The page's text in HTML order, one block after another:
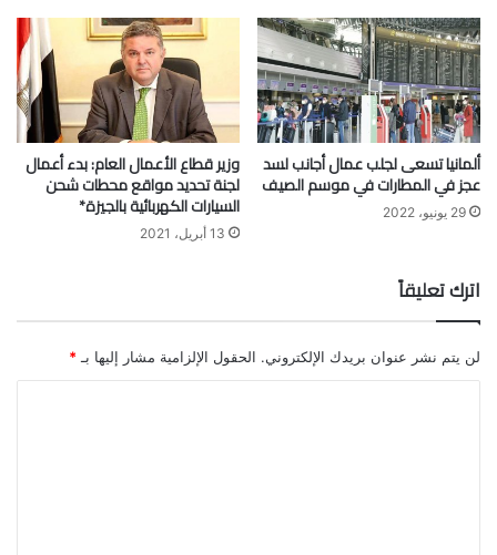
ألمانيا تسعى لجلب عمال أجانب لسد
عجز في المطارات في موسم الصيف
29 يونيو، 2022
وزير قطاع الأعمال العام: بدء أعمال
لجنة تحديد مواقع محطات شحن
السيارات الكهربائية بالجيزة*
13 أبريل، 2021
اترك تعليقاً
لن يتم نشر عنوان بريدك الإلكتروني. الحقول الإلزامية مشار إليها بـ *